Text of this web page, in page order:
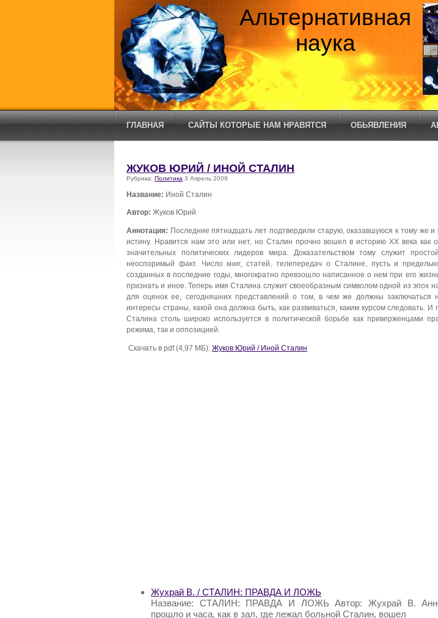
Альтернативная
наука
ГЛАВНАЯ САЙТЫ КОТОРЫЕ НАМ НРАВЯТСЯ ОБЬЯВЛЕНИЯ
ЖУКОВ ЮРИЙ / ИНОЙ СТАЛИН
Рубрика: Политика 3 Апрель 2009
Название: Иной Сталин
Автор: Жуков Юрий
Аннотация: Последние пятнадцать лет подтвердили старую, оказавшуюся к тому же и
истину. Нравится нам это или нет, но Сталин прочно вошел в историю XX века как
значительных политических лидеров мира. Доказательством тому служит
неоспоримый факт. Число книг, статей, телепередач о Сталине, пусть и
созданных в последние годы, многократно превзошло написанное о нем при его
признать и иное. Теперь имя Сталина служит своеобразным символом одной из эпох
для оценок ее, сегодняшних представлений о том, в чем же должны заключаться
интересы страны, какой она должна быть, как развиваться, каким курсом следовать. И
Сталина столь широко используется в политической борьбе как приверженцами
режима, так и оппозицией.
Скачать в pdf (4,97 МБ): Жуков Юрий / Иной Сталин
Жухрай В. / СТАЛИН: ПРАВДА И ЛОЖЬ
Название: СТАЛИН: ПРАВДА И ЛОЖЬ Автор: Жухрай В.
прошло и часа, как в зал, где лежал больной Сталин, вошел